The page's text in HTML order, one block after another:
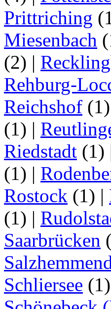
Prittriching
Miesenbach
(2) |
Rehburg-
Reichshof (1)
(1) |
Riedstadt (1)
(1) |
Rostock (1) |
(1) |
Saarbrücken
Schliersee (1)